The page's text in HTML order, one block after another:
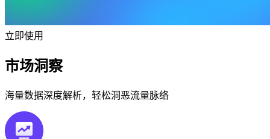
立即使用
市场洞察
海量数据深度解析，轻松洞恶流量脉络